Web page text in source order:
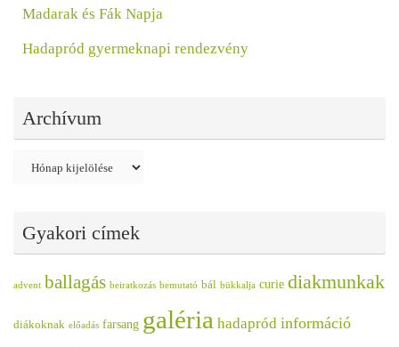
Madarak és Fák Napja
Hadapród gyermeknapi rendezvény
Archívum
Archívum
Gyakori címek
advent ballagás beiratkozás bemutató bál bükkalja curie diakmunkak
diákoknak előadás farsang galéria hadapród információ